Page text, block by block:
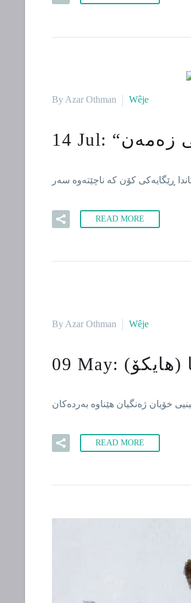
By Azar Othman Wêje
14 Jul:
READ MORE
By Azar Othman Wêje
09 May: (هایکۆ)
READ MORE